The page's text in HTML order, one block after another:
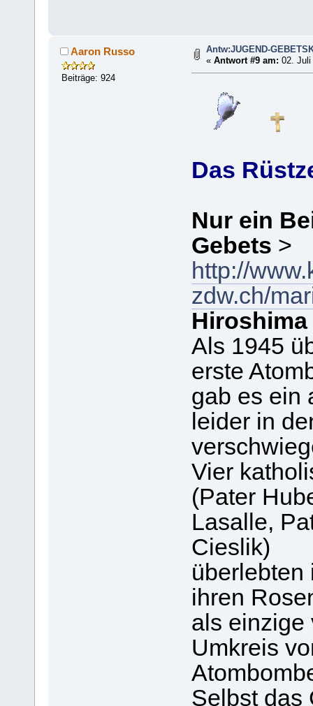
Aaron Russo
Beiträge: 924
Antw:JUGEND-
«Antwort #9 am: 02. Juli
Das
Nur ein
Gebets >
http://
zdw.ch/
Hiroshima
Als 1945
erste
gab es ein
leider in
Vier
(Pater
Lasalle,
Cieslik)
überlebten
ihren
als einzige
Umkreis
Selbst das